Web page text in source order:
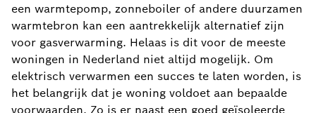
een warmtepomp, zonneboiler of andere duurzamen
warmtebron kan een aantrekkelijk alternatief zijn
voor gasverwarming. Helaas is dit voor de meeste
woningen in Nederland niet altijd mogelijk. Om
elektrisch verwarmen een succes te laten worden, is
het belangrijk dat je woning voldoet aan bepaalde
voorwaarden. Zo is er naast een goed geïsoleerde